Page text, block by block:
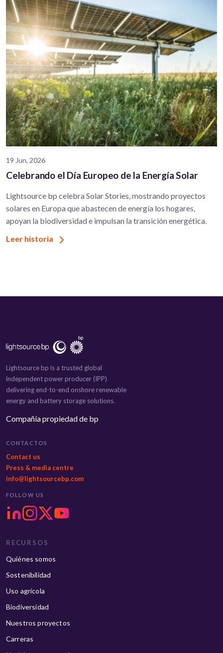
19 Jun, 2026
Celebrando el Día Europeo de la Energía Solar
Lightsource bp celebra Solar Stories, mostrando proyectos
solares en Europa que abastecen de energía los hogares,
apoyan la biodiversidad e impulsan la transición energética.
Leer historia
Lightsource bp is a trusted global
independent power producer (IPP)
delivering end-to-end onshore renewable
energy and battery storage solutions.
Compañía propiedad de bp
CONTACTOS
Contact us
Press & media centre
info@lightsourcebp.com
FOLLOW US
RECURSOS
Quiénes somos
Sostenibilidad
Uso agrícola
Biodiversidad
Nuestros proyectos
Carreras